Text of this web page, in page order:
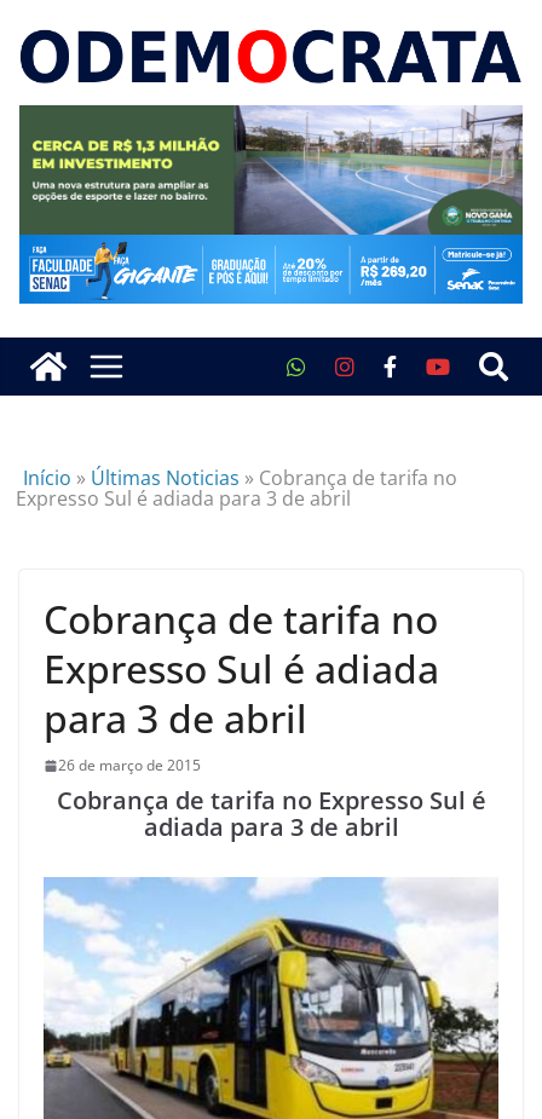
Início » Últimas Noticias » Cobrança de tarifa no
Expresso Sul é adiada para 3 de abril
Cobrança de tarifa no
Expresso Sul é adiada
para 3 de abril
26 de março de 2015
Cobrança de tarifa no Expresso Sul é
adiada para 3 de abril